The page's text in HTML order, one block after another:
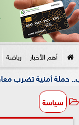
أهم الأخبار رياضة
تضرب معاقل الخارجين
سياسة